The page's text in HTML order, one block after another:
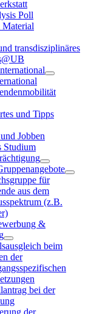
Poll
transdisziplinäres
und Tipps
Jobben
Studium
für
aus dem
(z.B.
&
beim
der
bei der
der